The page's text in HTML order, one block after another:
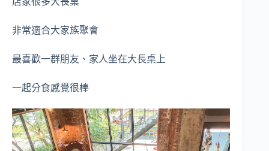
非常適合大家族聚會
最喜歡一群朋友、家人坐在大長桌上
一起分食感覺很棒